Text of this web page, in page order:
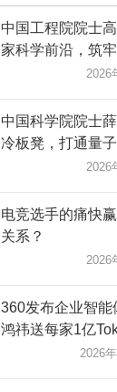
中国工程院院士
家科学前沿，筑
2026
中国科学院院士
冷板凳，打通量
2026
电竞选手的痛快
关系？
2026
360发布企业智能
鸿祎送每家1亿
2026